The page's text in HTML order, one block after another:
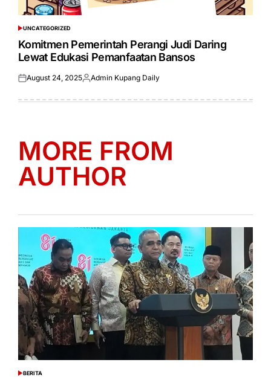
POSTED
IN
UNCATEGORIZED
Komitmen Pemerintah Perangi Judi Daring
Lewat Edukasi Pemanfaatan Bansos
Posted
August 24, 2025Posted
Admin Kupang Daily
MORE FROM
AUTHOR
POSTED
BERITA